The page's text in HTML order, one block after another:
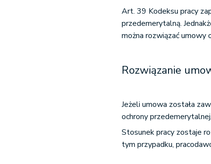
Art. 39 Kodeksu pracy
przedemerytalną.
można rozwiązać
Rozwiązanie
Jeżeli umowa została
ochrony
Stosunek pracy zostaje
tym przypadku,